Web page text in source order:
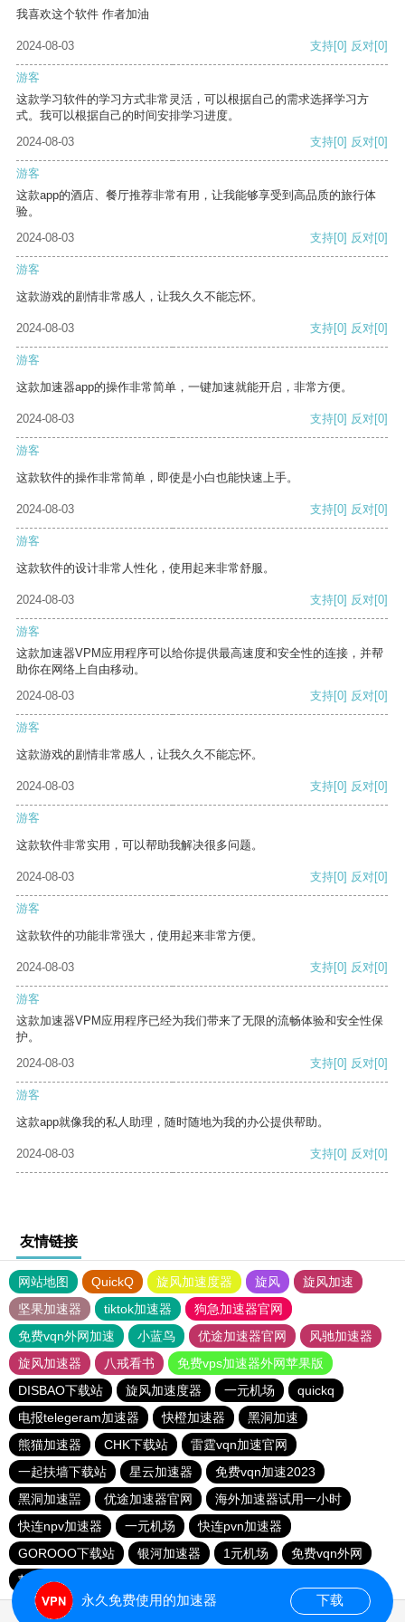
我喜欢这个软件 作者加油
2024-08-03 支持[0] 反对[0]
游客
这款学习软件的学习方式非常灵活，可以根据自己的需求选择学习方
式。我可以根据自己的时间安排学习进度。
2024-08-03
支持[0] 反对[0]
游客
这款app的酒店、餐厅推荐非常有用，让我能够享受到高品质的旅行体
验。
2024-08-03
支持[0] 反对[0]
游客
这款游戏的剧情非常感人，让我久久不能忘怀。
2024-08-03 支持[0] 反对[0]
游客
这款加速器app的操作非常简单，一键加速就能开启，非常方便。
2024-08-03 支持[0] 反对[0]
游客
这款软件的操作非常简单，即使是小白也能快速上手。
2024-08-03 支持[0] 反对[0]
游客
这款软件的设计非常人性化，使用起来非常舒服。
2024-08-03 支持[0] 反对[0]
游客
这款加速器VPM应用程序可以给你提供最高速度和安全性的连接，并帮
助你在网络上自由移动。
2024-08-03
支持[0] 反对[0]
游客
这款游戏的剧情非常感人，让我久久不能忘怀。
2024-08-03 支持[0] 反对[0]
游客
这款软件非常实用，可以帮助我解决很多问题。
2024-08-03 支持[0] 反对[0]
游客
这款软件的功能非常强大，使用起来非常方便。
2024-08-03 支持[0] 反对[0]
游客
这款加速器VPM应用程序已经为我们带来了无限的流畅体验和安全性保
护。
2024-08-03
支持[0] 反对[0]
游客
这款app就像我的私人助理，随时随地为我的办公提供帮助。
2024-08-03 支持[0] 反对[0]
友情链接
网站地图 QuickQ 旋风加速度器 旋风
旋风加速
坚果加速器
tiktok加速器
狗急加速器官网
免费vqn外网加速
小蓝鸟 优途加速器官网
风驰加速器
旋风加速器
八戒看书
免费vps加速器外网苹果版
DISBAO下载站
旋风加速度器 一元机场
quickq
电报telegeram加速器
快橙加速器
黑洞加速
熊猫加速器
CHK下载站
雷霆vqn加速官网
一起扶墙下载站
星云加速器
免费vqn加速2023
黑洞加速噐
优途加速器官网
海外加速器试用一小时
快连npv加速器
一元机场
快连pvn加速器
GOROOO下载站
银河加速器 1元机场
免费vqn外网
苹果加速器
永久免费使用的加速器 下载